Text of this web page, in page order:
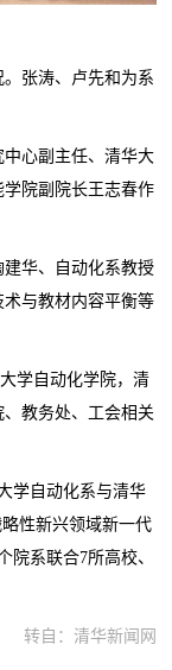
张涛、卢先和为系
心副主任、清华大
院副院长王志春作
华、自动化系教授
与教材内容平衡等
学自动化学院，清
教务处、工会相关
学自动化系与清华
性新兴领域新一代
院系联合7所高校、
转自：清华新闻网